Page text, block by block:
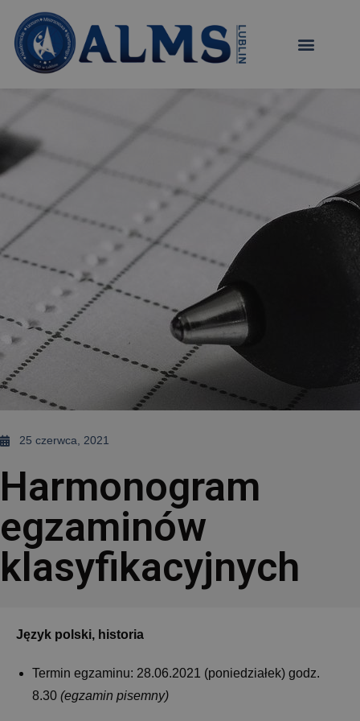
25 czerwca, 2021
Harmonogram
egzaminów
klasyfikacyjnych
Język polski, historia
Termin egzaminu: 28.06.2021 (poniedziałek) godz.
8.30 (egzamin pisemny)